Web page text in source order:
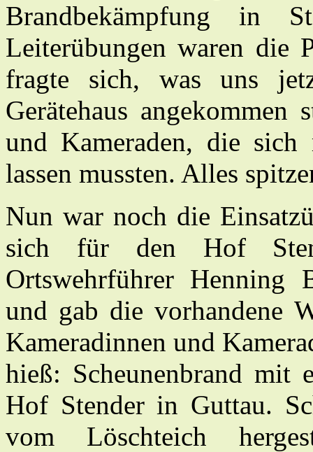
Brandbekämpfung in
Leiterübungen waren die
fragte sich, was uns
Gerätehaus angekommen
und Kameraden, die
lassen mussten. Alles
Nun war noch die
sich für den Hof
Ortswehrführer Henning
und gab die vorhandene
Kameradinnen und
hieß: Scheunenbrand mit
Hof Stender in Guttau.
vom Löschteich